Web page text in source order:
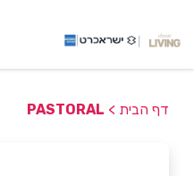
דף הבית >
PASTORAL